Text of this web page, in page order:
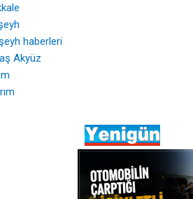
haberleri
Akyüz